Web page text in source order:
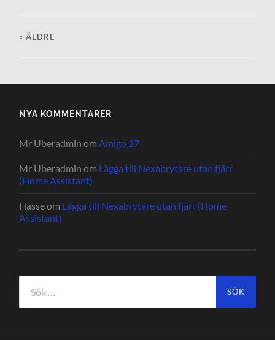
« ÄLDRE
NYA KOMMENTARER
Mr Uberadmin omAmigo 27
Mr Uberadmin om Lägga till Nexabrytare utan fjärr
(Home Assistant)
Hasseom Lägga till Nexabrytare utan fjärr (Home
Assistant)
efter: